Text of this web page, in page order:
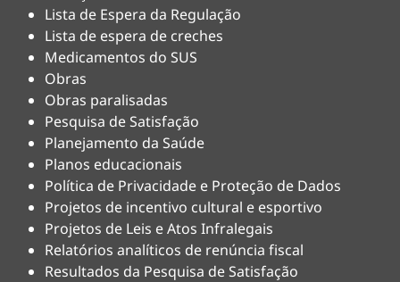
Lista de Espera da Regulação
Lista de espera de creches
Medicamentos do SUS
Obras
Obras paralisadas
Pesquisa de Satisfação
Planejamento da Saúde
Planos educacionais
Política de Privacidade e Proteção de Dados
Projetos de incentivo cultural e esportivo
Projetos de Leis e Atos Infralegais
Relatórios analíticos de renúncia fiscal
Resultados da Pesquisa de Satisfação